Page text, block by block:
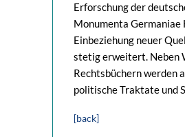
Erforschung der
Monumenta Germaniae
Einbeziehung neuer
stetig erweitert. Neben
Rechtsbüchern werden
politische Traktate und
[back]